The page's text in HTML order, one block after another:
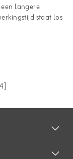
langere
staat los